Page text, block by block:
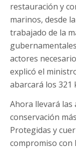
restauración y
marinos, desde
trabajado de la
actores
explicó el
abarcará los 321
Ahora llevará las
conservación
Protegidas y
compromiso con